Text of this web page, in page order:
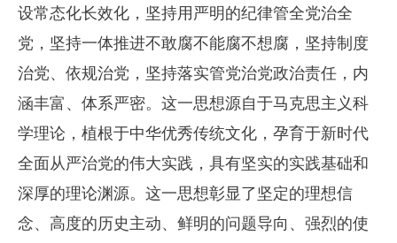
设常态化长效化，坚持用严明的纪律管全党治全
党，坚持一体推进不敢腐不能腐不想腐，坚持制度
治党、依规治党，坚持落实管党治党政治责任，内
涵丰富、体系严密。这一思想源自于马克思主义科
学理论，植根于中华优秀传统文化，孕育于新时代
全面从严治党的伟大实践，具有坚实的实践基础和
深厚的理论渊源。这一思想彰显了坚定的理想信
念、高度的历史主动、鲜明的问题导向、强烈的使